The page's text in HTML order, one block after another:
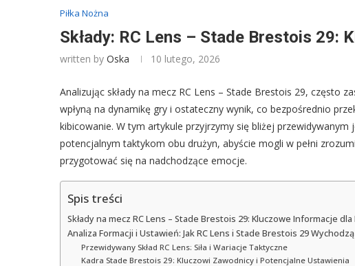
Piłka Nożna
Składy: RC Lens – Stade Brestois 29:
written by Oska 10 lutego, 2026
Analizując składy na mecz RC Lens – Stade Brestois 29, często
wpłyną na dynamikę gry i ostateczny wynik, co bezpośrednio
kibicowanie. W tym artykule przyjrzymy się bliżej
potencjalnym taktykom obu drużyn, abyście mogli w pełni
przygotować się na nadchodzące emocje.
Spis treści
Składy na mecz RC Lens – Stade Brestois 29: Kluczowe Informacje dla
Analiza Formacji i Ustawień: Jak RC Lens i Stade Brestois 29
Przewidywany Skład RC Lens: Siła i Wariacje Taktyczne
Kadra Stade Brestois 29: Kluczowi Zawodnicy i Potencjalne Ustawienia